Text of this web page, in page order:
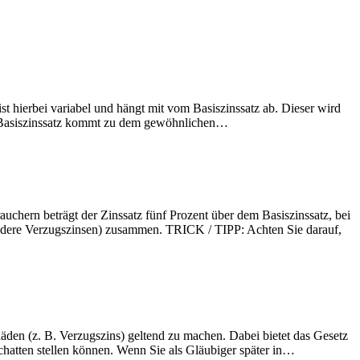
hierbei variabel und hängt mit vom Basiszinssatz ab. Dieser wird
kommt zu dem gewöhnlichen…
beträgt der Zinssatz fünf Prozent über dem Basiszinssatz, bei
Verzugszinsen) zusammen. TRICK / TIPP: Achten Sie darauf,
(z. B. Verzugszins) geltend zu machen. Dabei bietet das Gesetz
stellen können. Wenn Sie als Gläubiger später in…